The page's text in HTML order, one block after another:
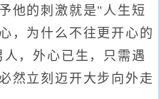
他的刺激就是"人生短
，为什么不往更开心的
，外心已生，只需遇
然立刻迈开大步向外走